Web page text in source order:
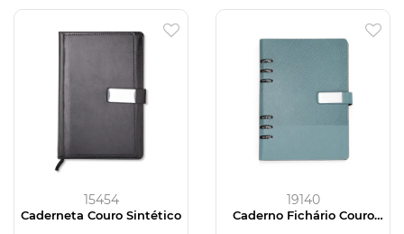
15454
Caderneta Couro Sintético
19140
Caderno Fichário Couro